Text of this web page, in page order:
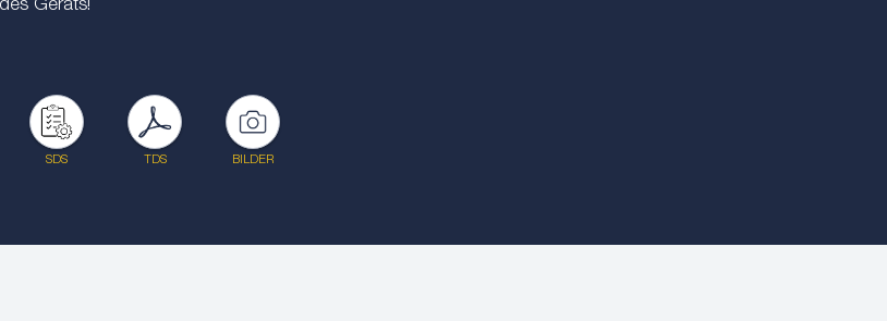
Geräts!
SDS TDS BILDER